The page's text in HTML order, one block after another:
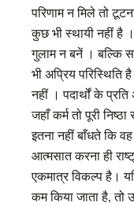
परिणाम न मिले तो
कुछ भी स्थायी नहीं है
गुलाम न बनें । बल्कि
भी अप्रिय
नहीं । पदार्थों के
जहाँ कर्म तो पूरी
इतना नहीं बाँधते कि
आत्मसात करना ही
एकमात्र विकल्प है।
कम किया जाता है, तो